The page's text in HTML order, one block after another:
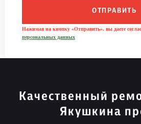
ОТПРАВИТЬ
Нажимая на кнопку «Отправить», вы даете
персональных данных
Качественный
Якушкина